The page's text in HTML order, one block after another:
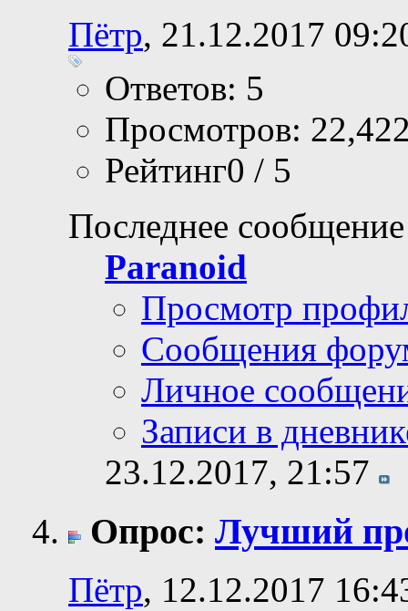
Пётр, 21.12.2017
Ответов: 5
Просмотров:
Рейтинг0 / 5
Последнее
Paranoid
Просмотр
Сообщения
Личное
Записи в
23.12.2017, 21:57
Опрос: Лучший
Пётр, 12.12.2017